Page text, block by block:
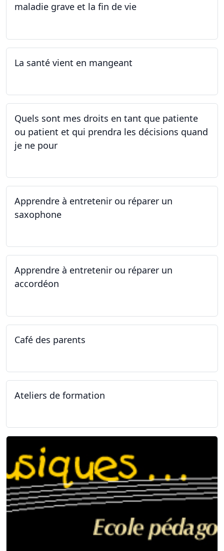
maladie grave et la fin de vie
La santé vient en mangeant
Quels sont mes droits en tant que patiente
ou patient et qui prendra les décisions quand
je ne pour
Apprendre à entretenir ou réparer un
saxophone
Apprendre à entretenir ou réparer un
accordéon
Café des parents
Ateliers de formation